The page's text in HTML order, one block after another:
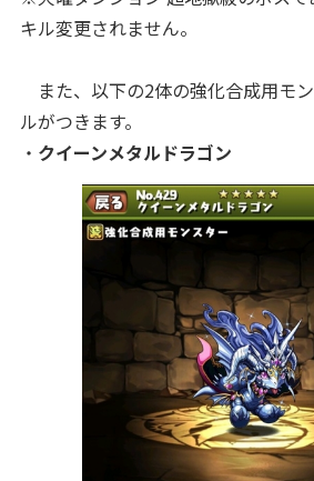
キル変更されません。
また、以下の2体の強化合成用モ
ルがつきます。
・ クイーンメタルドラゴン